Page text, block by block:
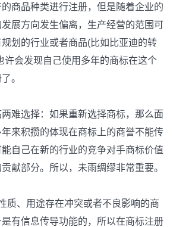
商品种类进行注册，但是随着企业的
展方向发生偏离，生产经营的范围可
划的行业或者商品(比如比亚迪的转
许会发现自己使用多年的商标在这个
。
选择：如果重新选择商标，那么面
年来积攒的体现在商标上的商誉不能传
自己在新的行业的竞争对手商标价值
献部分。所以，未雨绸缪非常重要。
、用途存在冲突或者不良影响的商
有信息传导功能的，所以在商标注册